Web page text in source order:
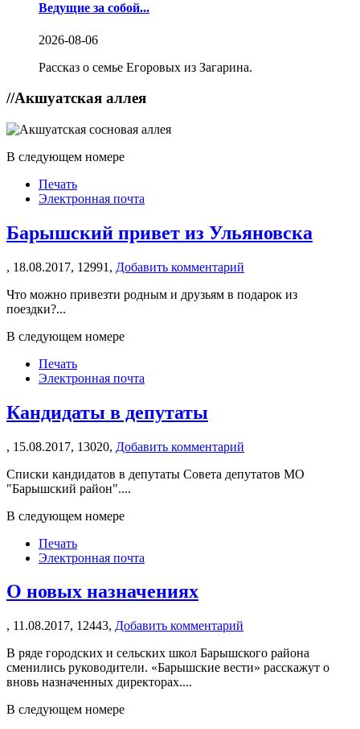
Ведущие за собой...
2026-08-06
Рассказ о семье Егоровых из Загарина.
//Акшуатская аллея
В следующем номере
Печать
Электронная почта
Барышский привет из Ульяновска
, 18.08.2017, 12991, Добавить комментарий
Что можно привезти родным и друзьям в подарок из
поездки?...
В следующем номере
Печать
Электронная почта
Кандидаты в депутаты
, 15.08.2017, 13020, Добавить комментарий
Списки кандидатов в депутаты Совета депутатов МО
"Барышский район"....
В следующем номере
Печать
Электронная почта
О новых назначениях
, 11.08.2017, 12443, Добавить комментарий
В ряде городских и сельских школ Барышского района
сменились руководители. «Барышские вести» расскажут о
вновь назначенных директорах....
В следующем номере